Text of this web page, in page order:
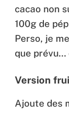
cacao non
100g de
Perso, je
que prévu…
Version
Ajoute des